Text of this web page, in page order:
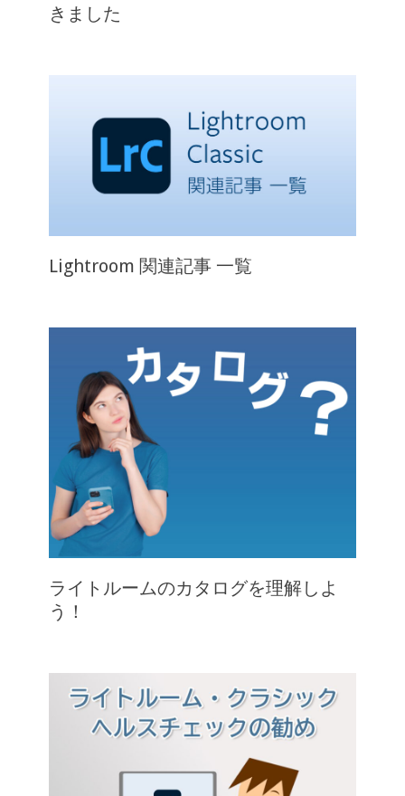
きました
Lightroom 関連記事 一覧
ライトルームのカタログを理解しよ
う！